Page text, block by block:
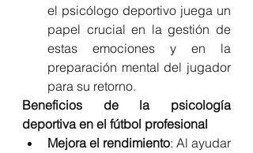
el psicólogo deportivo juega un
papel crucial en la gestión de
estas emociones y en la
preparación mental del jugador
para su retorno.
Beneficios de la psicología
deportiva en el fútbol profesional
Mejora el rendimiento: Al ayudar